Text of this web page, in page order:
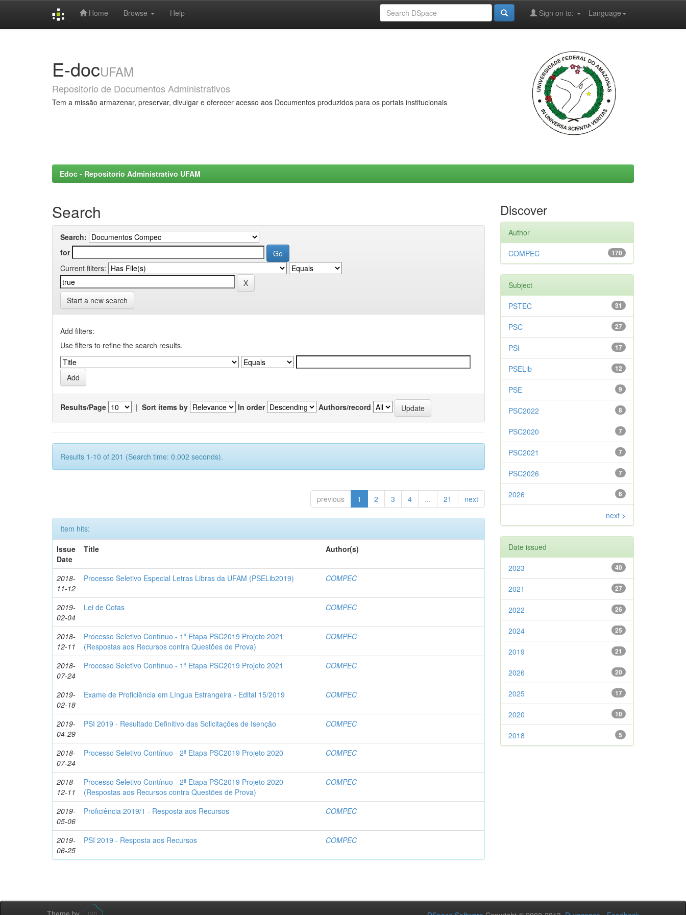
Home Browse Help Language
Sign on to:
E-docUFAM
Repositorio de Documentos Administrativos
Tem a missão armazenar, preservar, divulgar e oferecer acesso aos Documentos produzidos para os portais institucionais
Edoc - Repositorio Administrativo UFAM
Search
Search:
for
Current filters:
Start a new search
Add filters:
Use filters to refine the search results.
Results/Page | Sort items by In order Authors/record
Results 1-10 of 201 (Search time: 0.002 seconds).
previous 1 2 3 4 ... 21 next
Item hits:
Issue
Date
Title Author(s)
2018-
11-12
Processo Seletivo Especial Letras Libras da UFAM (PSELib2019) COMPEC
2019-
02-04
Lei de Cotas COMPEC
2018-
12-11
Processo Seletivo Contínuo - 1ª Etapa PSC2019 Projeto 2021
(Respostas aos Recursos contra Questões de Prova)
COMPEC
2018-
07-24
Processo Seletivo Contínuo - 1ª Etapa PSC2019 Projeto 2021 COMPEC
2019-
02-18
Exame de Proficiência em Língua Estrangeira - Edital 15/2019 COMPEC
2019-
04-29
PSI 2019 - Resultado Definitivo das Solicitações de Isenção COMPEC
2018-
07-24
Processo Seletivo Contínuo - 2ª Etapa PSC2019 Projeto 2020 COMPEC
2018-
12-11
Processo Seletivo Contínuo - 2ª Etapa PSC2019 Projeto 2020
(Respostas aos Recursos contra Questões de Prova)
COMPEC
2019-
05-06
Proficiência 2019/1 - Resposta aos Recursos COMPEC
2019-
06-25
PSI 2019 - Resposta aos Recursos COMPEC
Discover
Author
170
COMPEC
Subject
31
PSTEC
27
PSC
17
PSI
12
PSELib
9
PSE
8
PSC2022
7
PSC2020
7
PSC2021
7
PSC2026
6
2026
next >
Date issued
40
2023
27
2021
26
2022
25
2024
21
2019
20
2026
17
2025
10
2020
5
2018